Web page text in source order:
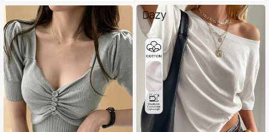
ลูกค้ากลับมาซื้อซ้ำ!